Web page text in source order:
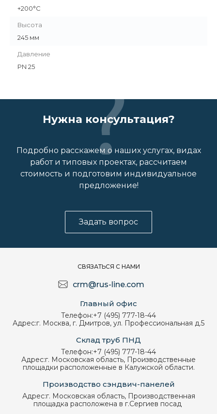
+200°C
Высота
245 мм
Давление
PN 25
Нужна консультация?
Подробно расскажем о наших услугах, видах
работ и типовых проектах, рассчитаем
стоимость и подготовим индивидуальное
предложение!
Задать вопрос
СВЯЗАТЬСЯ С НАМИ
crm@rus-line.com
Главный офис
Телефон:+7 (495) 777-18-44
Адрес:г. Москва, г. Дмитров, ул. Профессиональная д.5
Склад труб ПНД
Телефон:+7 (495) 777-18-44
Адрес:г. Московская область, Производственные
площадки расположенные в Калужской области.
Производство сэндвич-панелей
Адрес:г. Московская область, Производственная
площадка расположена в г.Сергиев посад